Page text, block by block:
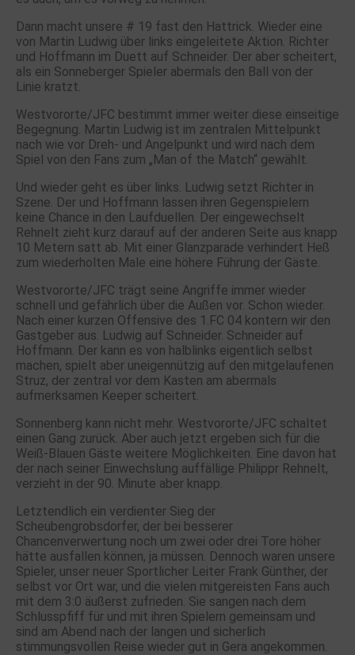
Dann macht unsere # 19 fast den Hattrick. Wieder eine
von Martin Ludwig über links eingeleitete Aktion. Richter
und Hoffmann im Duett auf Schneider. Der aber scheitert,
als ein Sonneberger Spieler abermals den Ball von der
Linie kratzt.
Westvororte/JFC bestimmt immer weiter diese einseitige
Begegnung. Martin Ludwig ist im zentralen Mittelpunkt
nach wie vor Dreh- und Angelpunkt und wird nach dem
Spiel von den Fans zum „Man of the Match“ gewählt.
Und wieder geht es über links. Ludwig setzt Richter in
Szene. Der und Hoffmann lassen ihren Gegenspielern
keine Chance in den Laufduellen. Der eingewechselt
Rehnelt zieht kurz darauf auf der anderen Seite aus knapp
10 Metern satt ab. Mit einer Glanzparade verhindert Heß
zum wiederholten Male eine höhere Führung der Gäste.
Westvororte/JFC trägt seine Angriffe immer wieder
schnell und gefährlich über die Außen vor. Schon wieder.
Nach einer kurzen Offensive des 1.FC 04 kontern wir den
Gastgeber aus. Ludwig auf Schneider. Schneider auf
Hoffmann. Der kann es von halblinks eigentlich selbst
machen, spielt aber uneigennützig auf den mitgelaufenen
Struz, der zentral vor dem Kasten am abermals
aufmerksamen Keeper scheitert.
Sonnenberg kann nicht mehr. Westvororte/JFC schaltet
einen Gang zurück. Aber auch jetzt ergeben sich für die
Weiß-Blauen Gäste weitere Möglichkeiten. Eine davon hat
der nach seiner Einwechslung auffällige Philippr Rehnelt,
verzieht in der 90. Minute aber knapp.
Letztendlich ein verdienter Sieg der
Scheubengrobsdorfer, der bei besserer
Chancenverwertung noch um zwei oder drei Tore höher
hätte ausfallen können, ja müssen. Dennoch waren unsere
Spieler, unser neuer Sportlicher Leiter Frank Günther, der
selbst vor Ort war, und die vielen mitgereisten Fans auch
mit dem 3:0 äußerst zufrieden. Sie sangen nach dem
Schlusspfiff für und mit ihren Spielern gemeinsam und
sind am Abend nach der langen und sicherlich
stimmungsvollen Reise wieder gut in Gera angekommen.